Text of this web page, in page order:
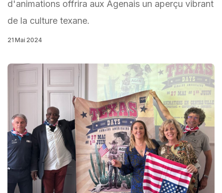
d'animations offrira aux Agenais un aperçu vibrant
de la culture texane.
21 Mai 2024